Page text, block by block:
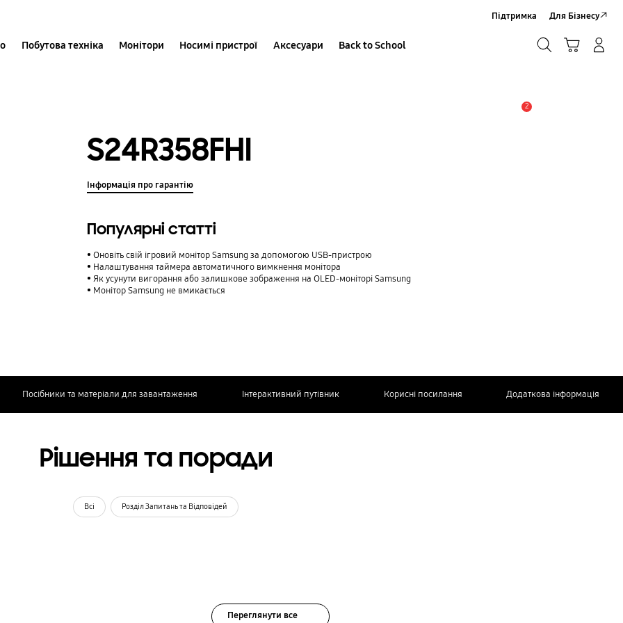
Побутова техніка Монітори Носимі пристрої Аксесуари Back to School
Підтримка Для Бізнесу
2
S24R358FHI
Інформація про гарантію
Популярні статті
Оновіть свій ігровий монітор Samsung за допомогою USB-пристрою
Налаштування таймера автоматичного вимкнення монітора
Як усунути вигорання або залишкове зображення на OLED-моніторі Samsung
Монітор Samsung не вмикається
Посібники та матеріали для завантаження Інтерактивний путівник Корисні посилання Додаткова інформація
Рішення та поради
Всі Розділ Запитань та Відповідей
Переглянути все